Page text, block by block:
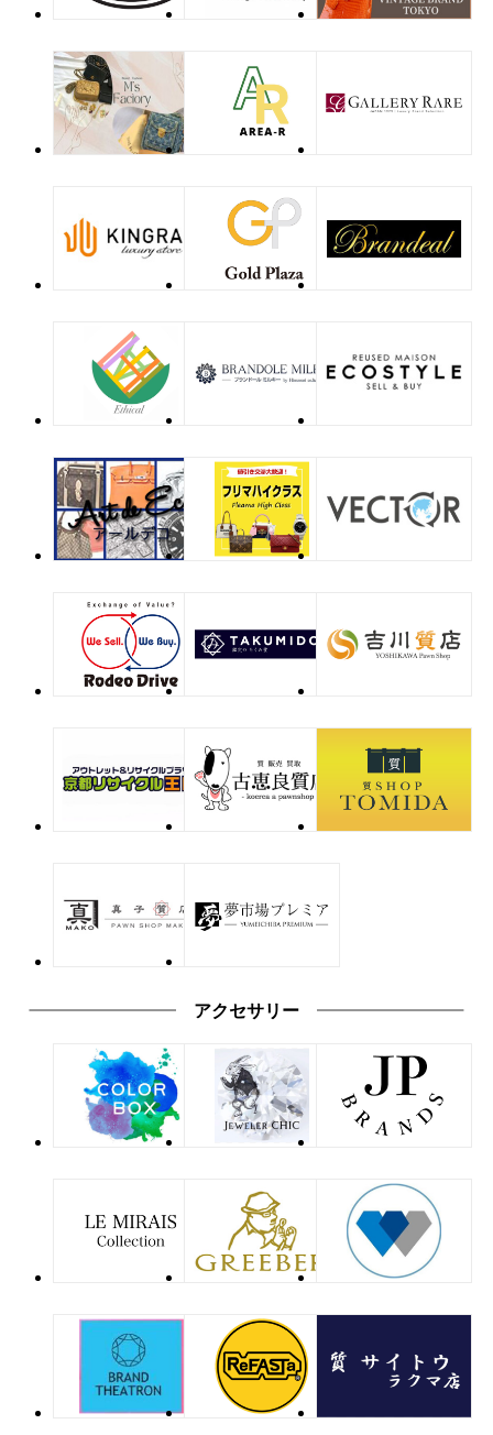
アクセサリー